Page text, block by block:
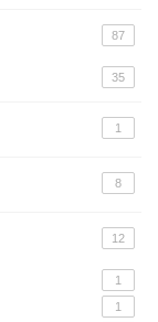
87
35
1
8
12
1
1